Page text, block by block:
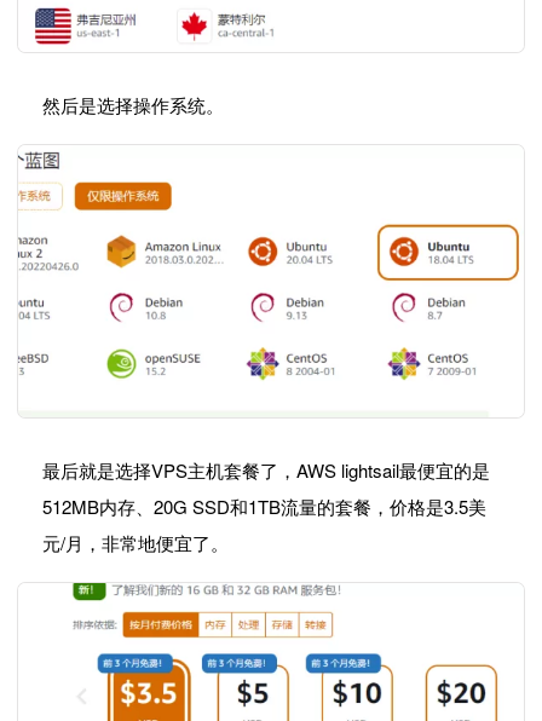
然后是选择操作系统。
最后就是选择VPS主机套餐了，AWS lightsail最便宜的是
512MB内存、20G SSD和1TB流量的套餐，价格是3.5美
元/月，非常地便宜了。